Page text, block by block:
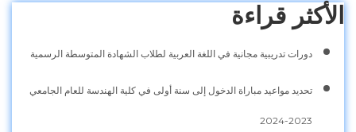
الأكثر قراءة
دورات تدريبية مجانية في اللغة العربية لطلاب الشهادة المتوسطة الرسمية
تحديد مواعيد مباراة الدخول إلى سنة أولى في كلية الهندسة للعام الجامعي
2023-2024